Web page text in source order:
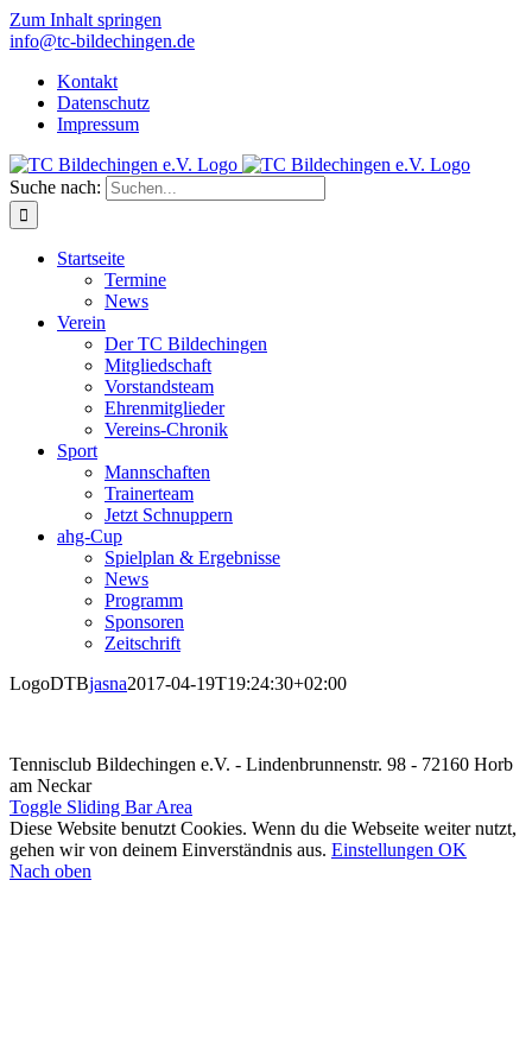
Zum Inhalt springen
info@tc-bildechingen.de
Kontakt
Datenschutz
Impressum
Suche nach:
Startseite
Termine
News
Verein
Der TC Bildechingen
Mitgliedschaft
Vorstandsteam
Ehrenmitglieder
Vereins-Chronik
Sport
Mannschaften
Trainerteam
Jetzt Schnuppern
ahg-Cup
Spielplan & Ergebnisse
News
Programm
Sponsoren
Zeitschrift
LogoDTBjasna2017-04-19T19:24:30+02:00
Tennisclub Bildechingen e.V. - Lindenbrunnenstr. 98 - 72160 Horb
am Neckar
Toggle Sliding Bar Area
Diese Website benutzt Cookies. Wenn du die Webseite weiter nutzt,
gehen wir von deinem Einverständnis aus. Einstellungen OK
Nach oben